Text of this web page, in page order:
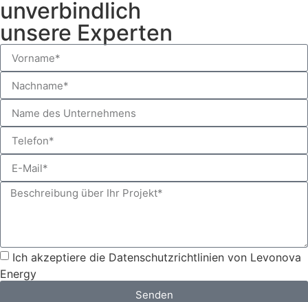
unverbindlich
unsere Experten
Ich akzeptiere die Datenschutzrichtlinien von Levonova
Energy
Senden